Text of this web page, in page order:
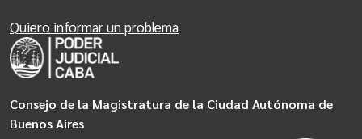
Consejo de la Magistratura de la Ciudad Autónoma de
Buenos Aires
Quiero informar un problema